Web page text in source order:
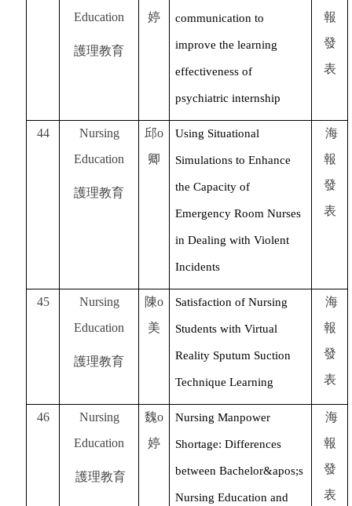
Education
護理教育
婷
communication to
improve the learning
effectiveness of
psychiatric internship
報
發
表
44
Nursing
Education
護理教育
邱o
卿
Using Situational
Simulations to Enhance
the Capacity of
Emergency Room Nurses
in Dealing with Violent
Incidents
海
報
發
表
45
Nursing
Education
護理教育
陳o
美
Satisfaction of Nursing
Students with Virtual
Reality Sputum Suction
Technique Learning
海
報
發
表
46
Nursing
Education
護理教育
魏o
婷
Nursing Manpower
Shortage: Differences
between Bachelor&apos;s
Nursing Education and
海
報
發
表